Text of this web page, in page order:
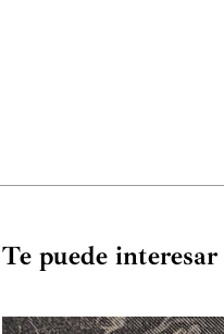
Te puede interesar